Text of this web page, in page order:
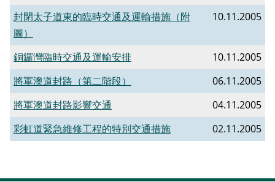
封閉太子道東的臨時交通及運輸措施（附
圖）
10.11.2005
銅鑼灣臨時交通及運輸安排
10.11.2005
將軍澳道封路（第二階段）
06.11.2005
將軍澳道封路影響交通
04.11.2005
彩虹道緊急維修工程的特別交通措施
02.11.2005